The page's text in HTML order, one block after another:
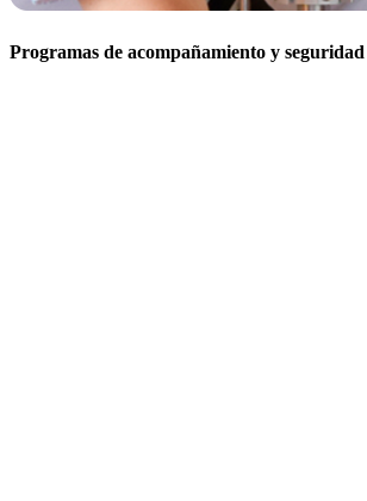
Programas de acompañamiento y seguridad